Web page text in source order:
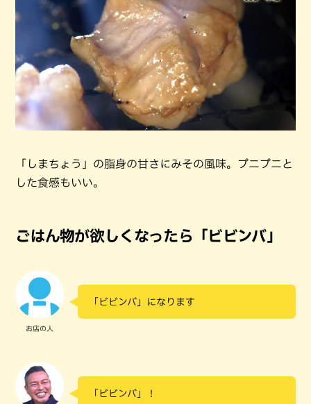
「しまちょう」の脂身の甘さにみその風味。プニプニと
した食感もいい。
ごはん物が欲しくなったら「ビビンバ」
お店の人
「ビビンバ」になります
「ビビンバ」！